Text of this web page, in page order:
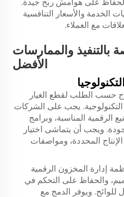
الحفاظ على هوامش ربح جيدة.
الخدمة والأسعار التنافسية
مع العملاء.
بالتنفيذ والممارسات
الأفضل
حسب الطلب لقطع الغيار
التكنولوجية. يجب على الشركات
الرقمية المناسبة، وبرامج
ويجب أن يتماشى اختيار
المحددة، ومواصفات
إدارة المخزون الرقمية
والحفاظ على التحكم في
للوائح. ويوفر الدمج مع